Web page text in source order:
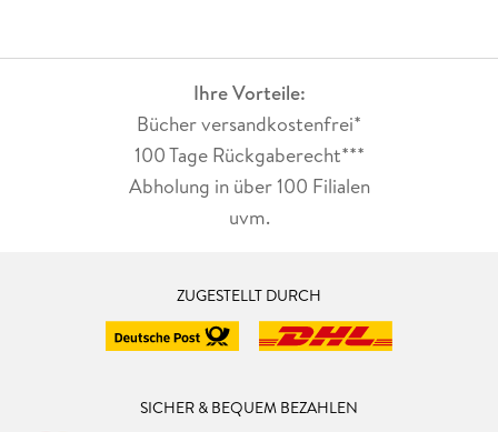
8. Verschiedene arten der Schraffur . . . 99
Einfache Schraffur . . . 100
Kreuzschraffur . . . 101
Ihre Vorteile:
Bücher versandkostenfrei*
100 Tage Rückgaberecht***
Abholung in über 100 Filialen
uvm.
ZUGESTELLT DURCH
SICHER & BEQUEM BEZAHLEN